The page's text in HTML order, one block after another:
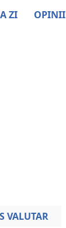
ZI OPINII
VALUTAR